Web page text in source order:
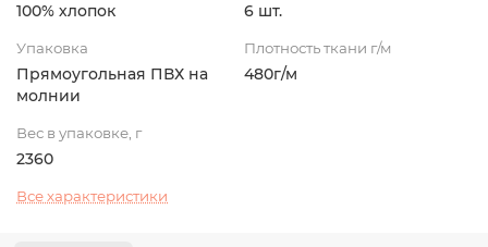
100% хлопок 6 шт.
Упаковка
Прямоугольная ПВХ на
молнии
Плотность ткани г/м
480г/м
Вес в упаковке, г
2360
Все характеристики